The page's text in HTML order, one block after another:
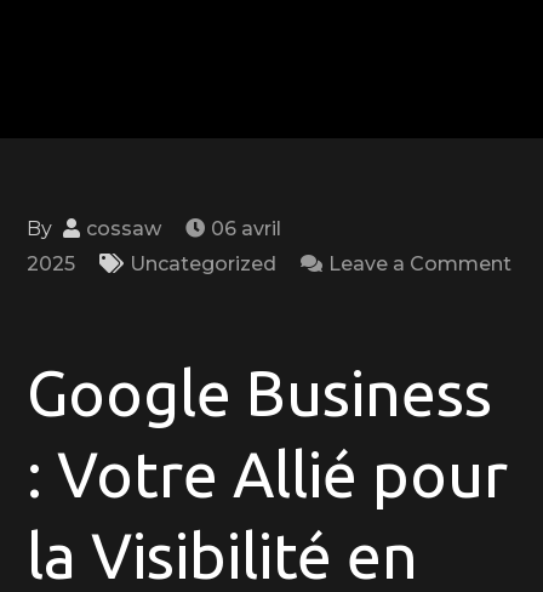
By cossaw
06 avril
2025
Uncategorized
Leave a Comment
Votre
Visibilité
Ligne
avec
Google
Business
Google Business
: Votre Allié pour
la Visibilité en